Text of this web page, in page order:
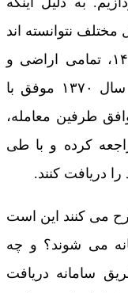
مختلف نتوانسته اند
سند دریافت کنند، با توجه به ماده ۱۴۷، تمامی اراضی و
املاک که تا تاریخ اول فروردین ماه سال ۱۳۷۰ موفق با
طرفین معامله،
کرده و با طی
دریافت کنند.
می کنند این است
می شوند؟ و چه
سامانه دریافت